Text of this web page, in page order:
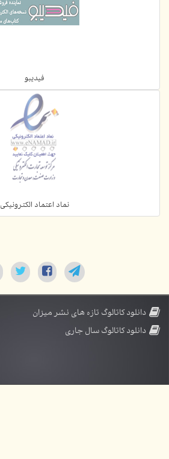
فیدیبو
نماد اعتماد الکترونیکی
دانلود کاتالوگ تازه های نشر میزان
دانلود کاتالوگ سال جاری